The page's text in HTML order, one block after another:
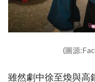
(圖源
雖然劇中徐至煥與高